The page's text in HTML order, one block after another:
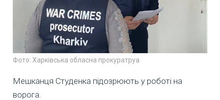
Фото: Харківська обласна прокуратруа
Мешканця Студенка підозрюють у роботі на
ворога.